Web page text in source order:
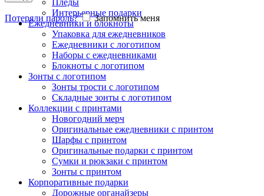
Интерьерные подарки
Ежедневники и блокноты
Упаковка для ежедневников
Ежедневники с логотипом
Наборы с ежедневниками
Блокноты с логотипом
Зонты с логотипом
Зонты трости с логотипом
Складные зонты с логотипом
Коллекции с принтами
Новогодний мерч
Оригинальные ежедневники с принтом
Шарфы с принтом
Оригинальные подарки с принтом
Сумки и рюкзаки с принтом
Зонты с принтом
Корпоративные подарки
Дорожные органайзеры
Потеряли пароль? Запомнить меня